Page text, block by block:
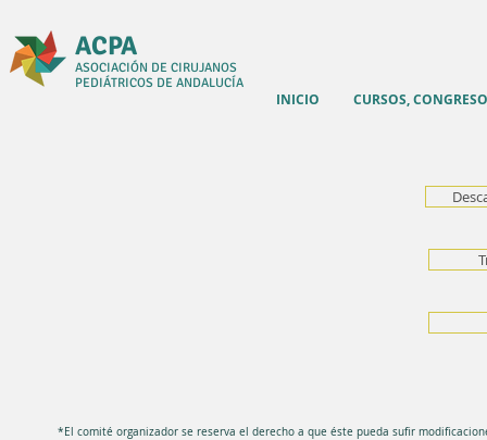
ACPA
ASOCIACIÓN DE CIRUJANOS
PEDIÁTRICOS DE ANDALUCÍA
INICIO CURSOS,
*El comité organizador se reserva el derecho a que éste pueda sufir